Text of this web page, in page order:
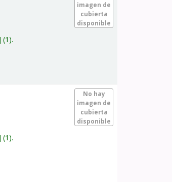
imagen de
cubierta
disponible
(1).
No hay
imagen de
cubierta
disponible
(1).